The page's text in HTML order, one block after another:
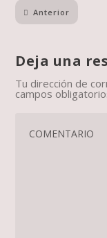
Anterior
Deja una
Tu dirección de
campos